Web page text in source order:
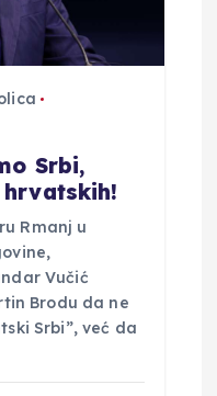
Srbi,
Rmanj u
Vučić
Brodu da ne
Srbi”, već da